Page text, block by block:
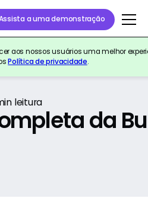
a uma demonstração
aos nossos usuários uma melhor
Política de privacidade.
leitura
da